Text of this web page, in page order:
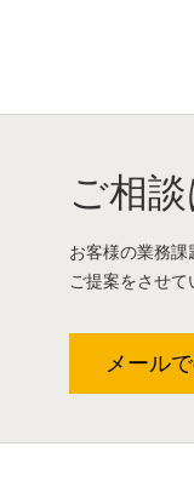
ご相
お客様の業務課
ご提案をさせて
メール